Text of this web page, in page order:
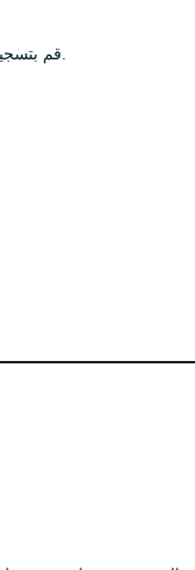
قم بتسجيل جميع وجباتك اليومية لضمان نمط غذائي متوازن وطبيعي.